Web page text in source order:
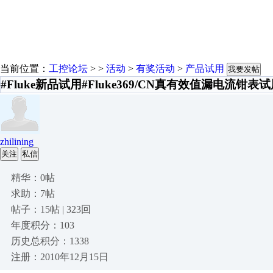
当前位置： 工控论坛 > > 活动 > 有奖活动 > 产品试用 我要发帖
#Fluke新品试用#Fluke369/CN真有效值漏电流钳表
zhilining
关注 私信
精华：0帖
求助：7帖
帖子：15帖 | 323回
年度积分：103
历史总积分：1338
注册：2010年12月15日